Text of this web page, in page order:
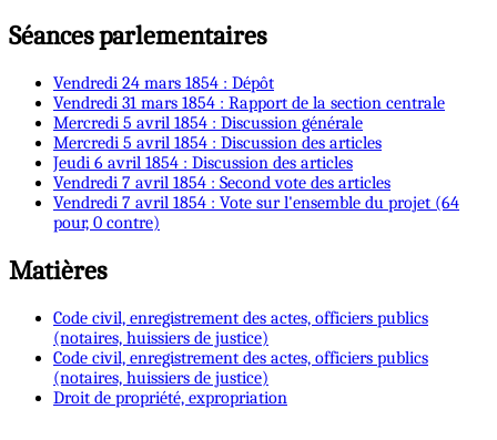
Séances parlementaires
Vendredi 24 mars 1854 : Dépôt
Vendredi 31 mars 1854 : Rapport de la section centrale
Mercredi 5 avril 1854 : Discussion générale
Mercredi 5 avril 1854 : Discussion des articles
Jeudi 6 avril 1854 : Discussion des articles
Vendredi 7 avril 1854 : Second vote des articles
Vendredi 7 avril 1854 : Vote sur l'ensemble du projet (64
pour, 0 contre)
Matières
Code civil, enregistrement des actes, officiers publics
(notaires, huissiers de justice)
Code civil, enregistrement des actes, officiers publics
(notaires, huissiers de justice)
Droit de propriété, expropriation